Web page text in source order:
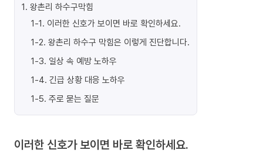
1. 왕촌리 하수구막힘
1-1. 이러한 신호가 보이면 바로 확인하세요.
1-2. 왕촌리 하수구 막힘은 이렇게 진단합니다.
1-3. 일상 속 예방 노하우
1-4. 긴급 상황 대응 노하우
1-5. 주로 묻는 질문
이러한 신호가 보이면 바로 확인하세요.